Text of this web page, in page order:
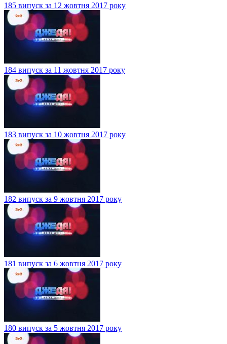
185 випуск за 12 жовтня 2017 року
184 випуск за 11 жовтня 2017 року
183 випуск за 10 жовтня 2017 року
182 випуск за 9 жовтня 2017 року
181 випуск за 6 жовтня 2017 року
180 випуск за 5 жовтня 2017 року